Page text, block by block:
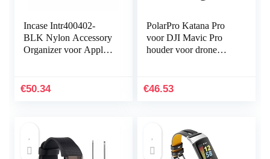
Incase Intr400402-
BLK Nylon Accessory
Organizer voor Apple
zwart [sorteren en…
€50.34
PolarPro Katana Pro
voor DJI Mavic Pro
houder voor drone
€46.53